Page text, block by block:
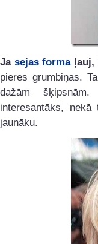
Ja sejas formaļauj,
pieres grumbiņas.
dažām
interesantāks,
jaunāku.